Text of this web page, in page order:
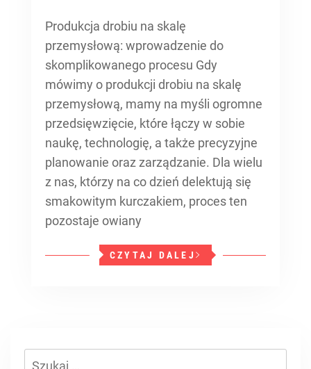
Produkcja drobiu na skalę
przemysłową: wprowadzenie do
skomplikowanego procesu Gdy
mówimy o produkcji drobiu na skalę
przemysłową, mamy na myśli ogromne
przedsięwzięcie, które łączy w sobie
naukę, technologię, a także precyzyjne
planowanie oraz zarządzanie. Dla wielu
z nas, którzy na co dzień delektują się
smakowitym kurczakiem, proces ten
pozostaje owiany
CZYTAJ DALEJ
Szukaj: